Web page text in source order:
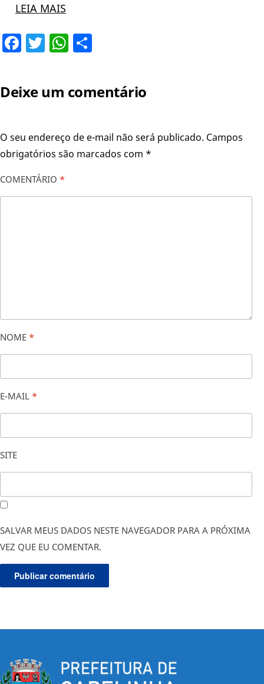
LEIA MAIS
Facebook
TwitterWhatsApp
Deixe um comentário
O seu endereço de e-mail não será publicado. Campos
obrigatórios são marcados com *
COMENTÁRIO *
NOME *
E-MAIL *
SITE
SALVAR MEUS DADOS NESTE NAVEGADOR PARA A PRÓXIMA
VEZ QUE EU COMENTAR.